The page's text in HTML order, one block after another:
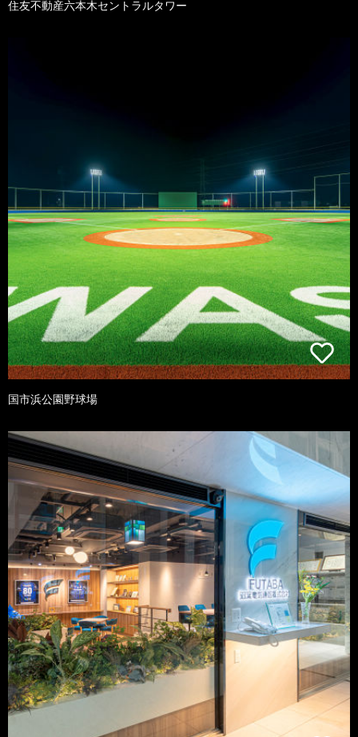
住友不動産六本木セントラルタワー
国市浜公園野球場